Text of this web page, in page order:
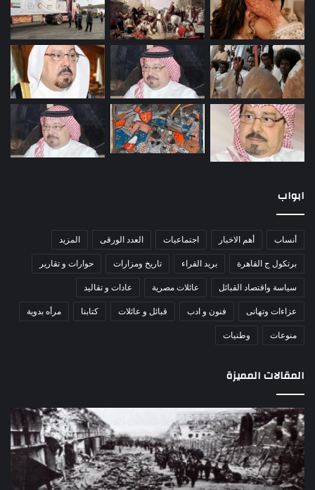
ابواب
أنساب أهم الاخبار اجتماعيات العدد الورقى المزيد
برتكول ج القاهرة بريد القراء تاريخ ومزارات حوارات و تقارير
سياسة واقتصاد القبائل عائلات مصرية عادات و تقاليد
عزاءات وتهانى فنون و ادب قبائل و عائلات كتابنا مرأه بدوية
منوعات وطنيات
المقالات المميزة
مذبحة
اللد..
القصة
الكاملة
لإحدى
أكبر